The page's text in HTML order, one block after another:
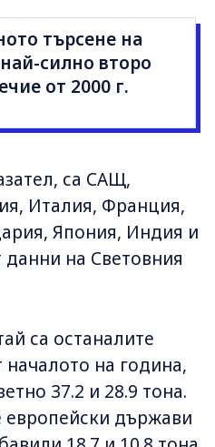
търсене на
силно второ
от 2000 г.
са САЩ,
Италия, Франция,
Япония, Индия и
на Световния
са останалите
началото на година,
37.2 и 28.9 тона.
държави